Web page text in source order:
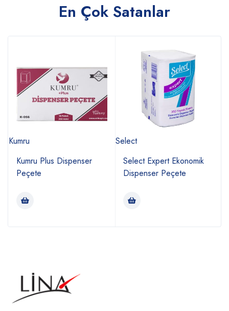
En Çok Satanlar
Kumru
Kumru Plus Dispenser
Peçete
Select
Select Expert Ekonomik
Dispenser Peçete